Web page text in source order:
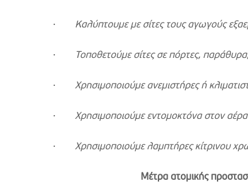
· Καλύπτουμε με σίτες τους αγωγούς
· Τοποθετούμε σίτες σε πόρτες,
· Χρησιμοποιούμε ανεμιστήρες ή
· Χρησιμοποιούμε εντομοκτόνα στον
· Χρησιμοποιούμε λαμπτήρες κίτρινου
Μέτρα ατομικής